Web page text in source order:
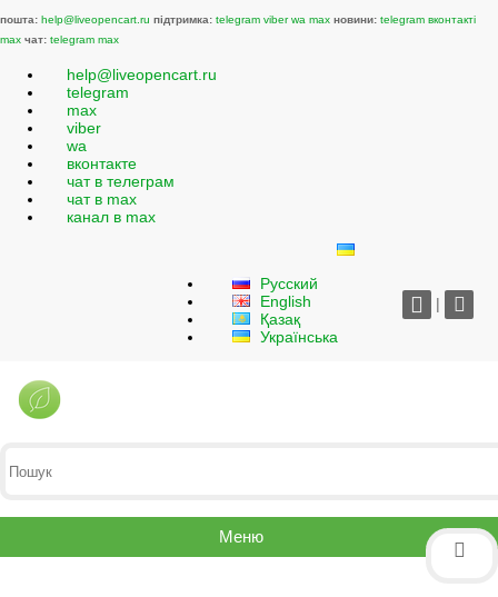
пошта: help@liveopencart.ru підтримка: telegram viber wa max новини: telegram вконтакті
max чат: telegram max
help@liveopencart.ru
telegram
max
viber
wa
вконтакте
чат в телеграм
чат в max
канал в max
Русский
English
Қазақ
Українська
|
Меню